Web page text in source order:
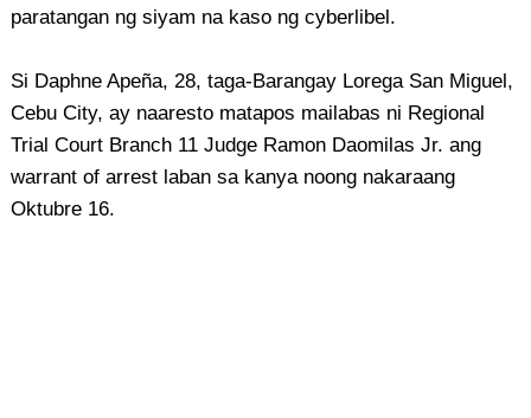
paratangan ng siyam na kaso ng cyberlibel.
Si Daphne Apeña, 28, taga-Barangay Lorega San Miguel,
Cebu City, ay naaresto matapos mailabas ni Regional
Trial Court Branch 11 Judge Ramon Daomilas Jr. ang
warrant of arrest laban sa kanya noong nakaraang
Oktubre 16.